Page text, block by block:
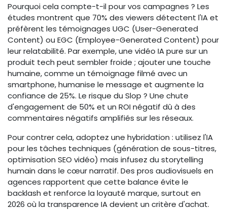
Pourquoi cela compte-t-il pour vos campagnes ? Les
études montrent que 70% des viewers détectent l'IA et
préfèrent les témoignages UGC (User-Generated
Content) ou EGC (Employee-Generated Content) pour
leur relatabilité. Par exemple, une vidéo IA pure sur un
produit tech peut sembler froide ; ajouter une touche
humaine, comme un témoignage filmé avec un
smartphone, humanise le message et augmente la
confiance de 25%. Le risque du Slop ? Une chute
d'engagement de 50% et un ROI négatif dû à des
commentaires négatifs amplifiés sur les réseaux.
Pour contrer cela, adoptez une hybridation : utilisez l'IA
pour les tâches techniques (génération de sous-titres,
optimisation SEO vidéo) mais infusez du storytelling
humain dans le cœur narratif. Des pros audiovisuels en
agences rapportent que cette balance évite le
backlash et renforce la loyauté marque, surtout en
2026 où la transparence IA devient un critère d'achat.